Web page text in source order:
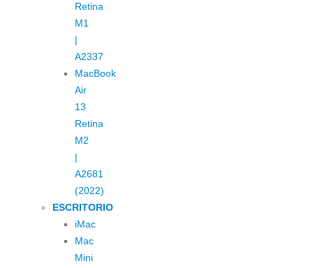
Retina
M1
|
A2337
MacBook
Air
13
Retina
M2
|
A2681
(2022)
ESCRITORIO
iMac
Mac
Mini